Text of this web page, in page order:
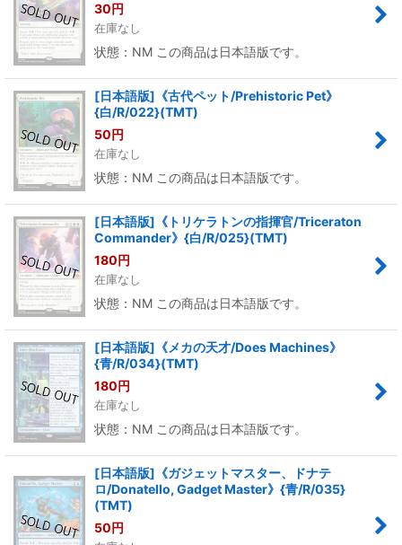
30円
在庫なし
状態：NM この商品は日本語版です。
[日本語版]《古代ペット/Prehistoric Pet》
{白/R/022}(TMT)
50円
在庫なし
状態：NM この商品は日本語版です。
[日本語版]《トリケラトンの指揮官/Triceraton
Commander》{白/R/025}(TMT)
180円
在庫なし
状態：NM この商品は日本語版です。
[日本語版]《メカの天才/Does Machines》
{青/R/034}(TMT)
180円
在庫なし
状態：NM この商品は日本語版です。
[日本語版]《ガジェットマスター、ドナテ
ロ/Donatello, Gadget Master》{青/R/035}
(TMT)
50円